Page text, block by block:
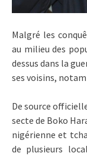
Malgré les
au milieu des
dessus dans la
ses voisins,
De source
secte de Boko
nigérienne et
de plusieurs